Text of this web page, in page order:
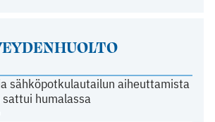
sähköpotkulautailun aiheuttamista
humalassa